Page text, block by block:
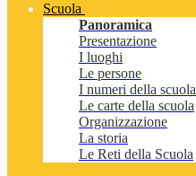
Scuola
Panoramica
Presentazione
I luoghi
Le persone
I numeri della scuola
Le carte della scuola
Organizzazione
La storia
Le Reti della Scuola